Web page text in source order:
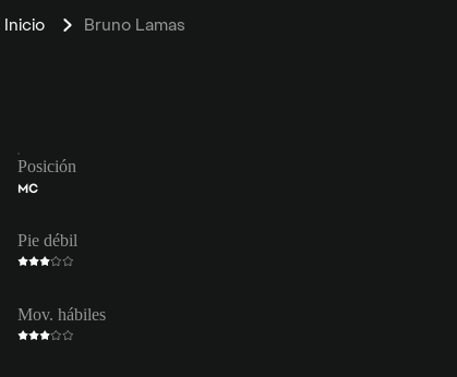
Inicio Bruno Lamas
Posición
MC
Pie débil
Mov. hábiles